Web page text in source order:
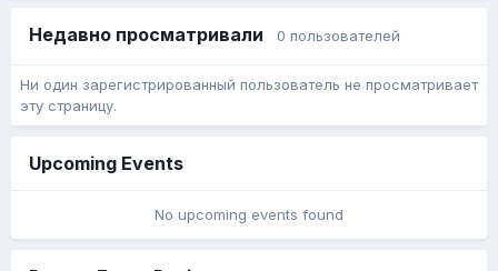
Недавно просматривали 0 пользователей
Ни один зарегистрированный пользователь не просматривает
эту страницу.
Upcoming Events
No upcoming events found